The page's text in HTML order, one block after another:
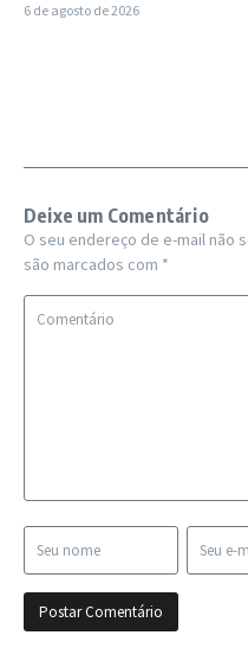
6 de agosto de 2026
Deixe um Comentário
O seu endereço de e-mail não
são marcados com *